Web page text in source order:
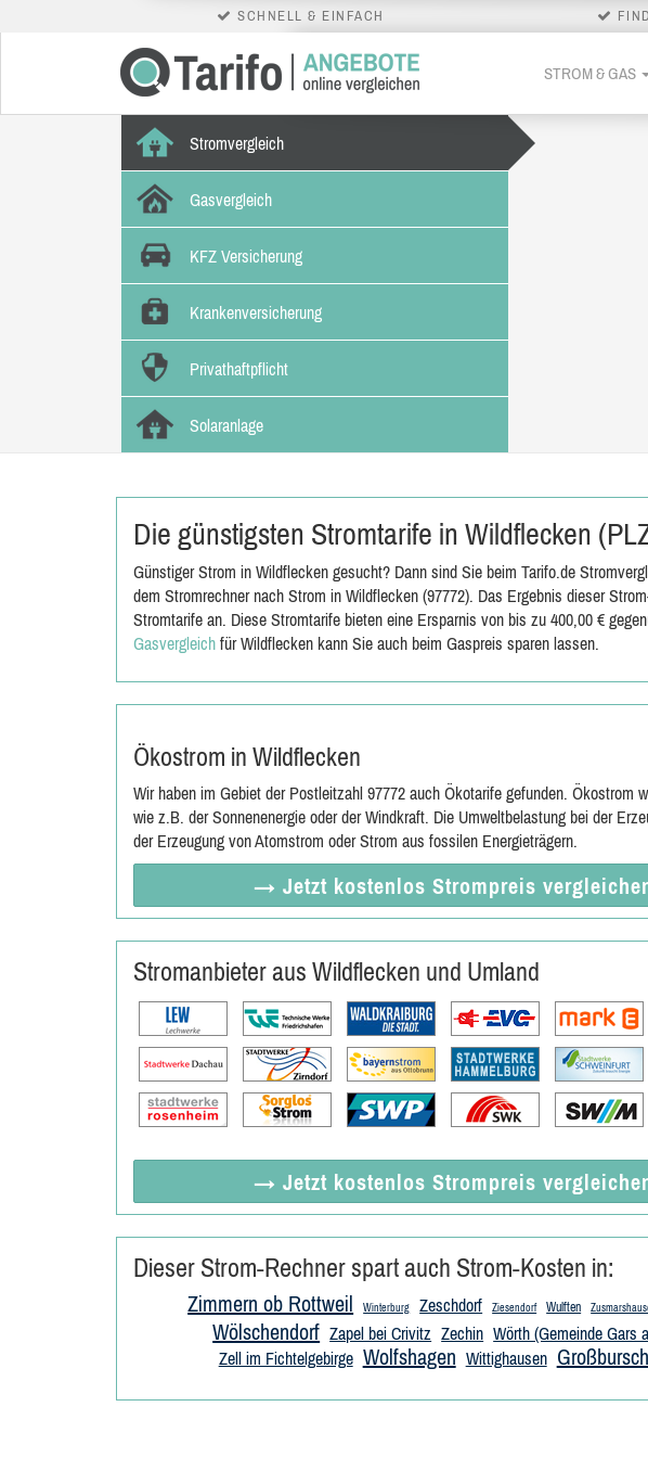
SCHNELL & EINFACH
STROM & GAS
Stromvergleich
Gasvergleich
KFZ Versicherung
Krankenversicherung
Privathaftpflicht
Solaranlage
Die günstigsten Stromtarife in Wildflecken
Günstiger Strom in Wildflecken gesucht? Dann sind Sie beim Tarifo.de
dem Stromrechner nach Strom in Wildflecken (97772). Das Ergebnis dieser
Stromtarife an. Diese Stromtarife bieten eine Ersparnis von bis zu 400,00 €
Gasvergleich für Wildflecken kann Sie auch beim Gaspreis sparen lassen.
Ökostrom in Wildflecken
Wir haben im Gebiet der Postleitzahl 97772 auch Ökotarife gefunden. Ökostrom
wie z.B. der Sonnenenergie oder der Windkraft. Die Umweltbelastung bei der
der Erzeugung von Atomstrom oder Strom aus fossilen Energieträgern.
→ Jetzt kostenlos Strompreis
Stromanbieter aus Wildflecken und Umland
→ Jetzt kostenlos Strompreis
Dieser Strom-Rechner spart auch Strom-Kosten in:
Zimmern ob Rottweil Winterburg Zeschdorf Ziesendorf Wulften
Wölschendorf Zapel bei Crivitz Zechin Wörth (Gemeinde Gars
Zell im Fichtelgebirge Wolfshagen Wittighausen